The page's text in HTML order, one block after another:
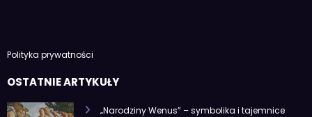
Polityka prywatności
OSTATNIE ARTYKUŁY
„Narodziny Wenus” – symbolika i tajemnice